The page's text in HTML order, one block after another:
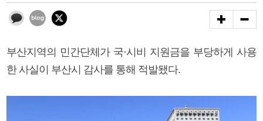
부산지역의 민간단체가 국·시비 지원금을 부당하게 사용
한 사실이 부산시 감사를 통해 적발됐다.